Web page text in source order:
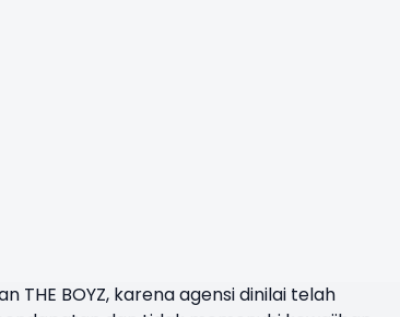
BOYZ, karena agensi dinilai telah